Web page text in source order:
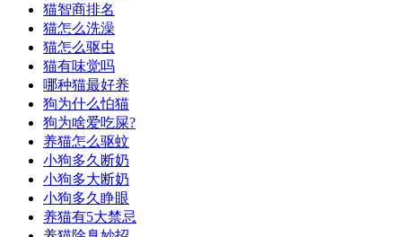
猫智商排名
猫怎么洗澡
猫怎么驱虫
猫有味觉吗
哪种猫最好养
狗为什么怕猫
狗为啥爱吃屎?
养猫怎么驱蚊
小狗多久断奶
小狗多大断奶
小狗多久睁眼
养猫有5大禁忌